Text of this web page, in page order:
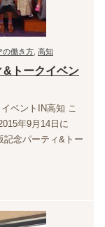
の働き方 高知
&トークイベン
ベントIN高知 こ
年9月14日に
記念パーティ&トー